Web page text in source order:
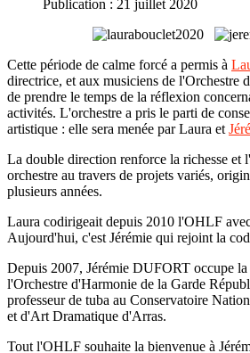
Publication : 21 juillet 2020
Cette période de calme forcé a permis à
directrice, et aux musiciens de l'Orchestre
de prendre le temps de la réflexion
activités. L'orchestre a pris le parti de
artistique : elle sera menée par Laura et
La double direction renforce la richesse et
orchestre au travers de projets variés,
plusieurs années.
Laura codirigeait depuis 2010 l'OHLF
Aujourd'hui, c'est Jérémie qui rejoint la
Depuis 2007, Jérémie DUFORT occupe la
l'Orchestre d'Harmonie de la Garde
professeur de tuba au Conservatoire
et d'Art Dramatique d'Arras.
Tout l'OHLF souhaite la bienvenue à